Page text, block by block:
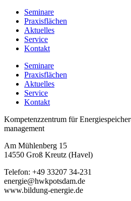
Seminare
Praxisflächen
Aktuelles
Service
Kontakt
Seminare
Praxisflächen
Aktuelles
Service
Kontakt
Kompetenzzentrum für
management
Am Mühlenberg 15
14550 Groß Kreutz (Havel)
Telefon: +49 33207 34-231
energie@hwkpotsdam.de
www.bildung-energie.de